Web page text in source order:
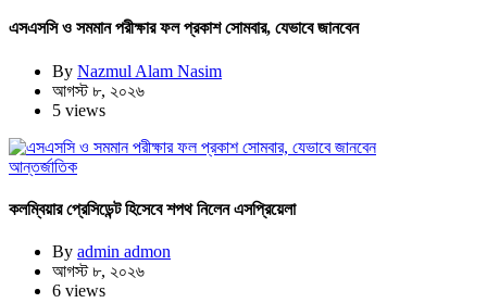
এসএসসি ও সমমান পরীক্ষার ফল প্রকাশ সোমবার, যেভাবে জানবেন
By Nazmul Alam Nasim
আগস্ট ৮, ২০২৬
5 views
আন্তর্জাতিক
কলম্বিয়ার প্রেসিডেন্ট হিসেবে শপথ নিলেন এসপ্রিয়েলা
By admin admon
আগস্ট ৮, ২০২৬
6 views